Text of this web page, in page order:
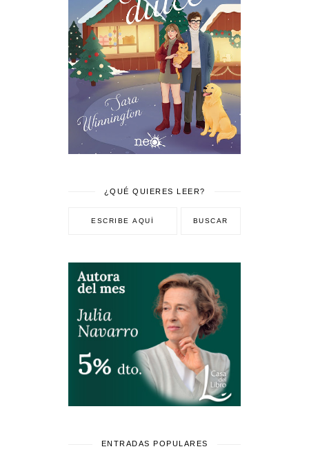
¿QUÉ QUIERES LEER?
ENTRADAS POPULARES